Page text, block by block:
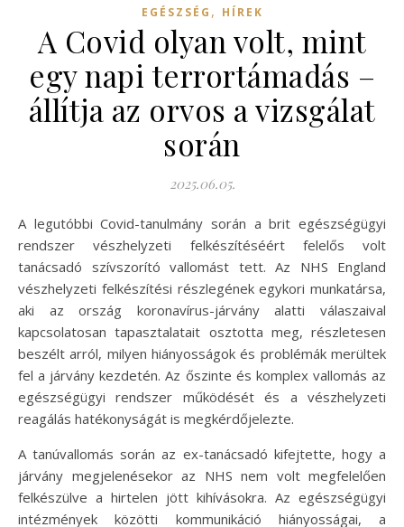
EGÉSZSÉG , HÍREK
A Covid olyan volt, mint
egy napi terrortámadás –
állítja az orvos a vizsgálat
során
2025.06.05.
A legutóbbi Covid-tanulmány során a brit egészségügyi
rendszer vészhelyzeti felkészítéséért felelős volt
tanácsadó szívszorító vallomást tett. Az NHS England
vészhelyzeti felkészítési részlegének egykori munkatársa,
aki az ország koronavírus-járvány alatti válaszaival
kapcsolatosan tapasztalatait osztotta meg, részletesen
beszélt arról, milyen hiányosságok és problémák merültek
fel a járvány kezdetén. Az őszinte és komplex vallomás az
egészségügyi rendszer működését és a vészhelyzeti
reagálás hatékonyságát is megkérdőjelezte.
A tanúvallomás során az ex-tanácsadó kifejtette, hogy a
járvány megjelenésekor az NHS nem volt megfelelően
felkészülve a hirtelen jött kihívásokra. Az egészségügyi
intézmények közötti kommunikáció hiányosságai, a